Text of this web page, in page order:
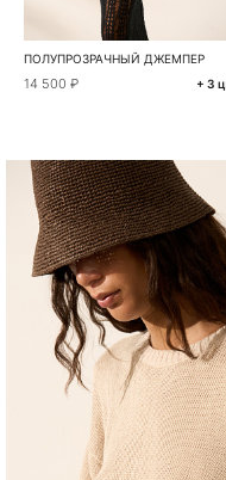
ПОЛУПРОЗРАЧНЫЙ ДЖЕМПЕР
14 500 ₽ + 3